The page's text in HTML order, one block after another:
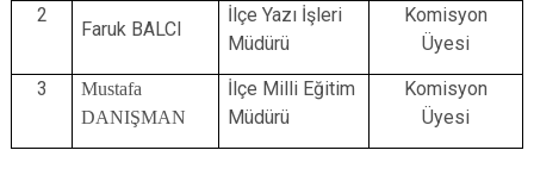
2
Faruk BALCI
İlçe Yazı İşleri
Müdürü
Komisyon
Üyesi
3
Mustafa
DANIŞMAN
İlçe Milli Eğitim
Müdürü
Komisyon
Üyesi